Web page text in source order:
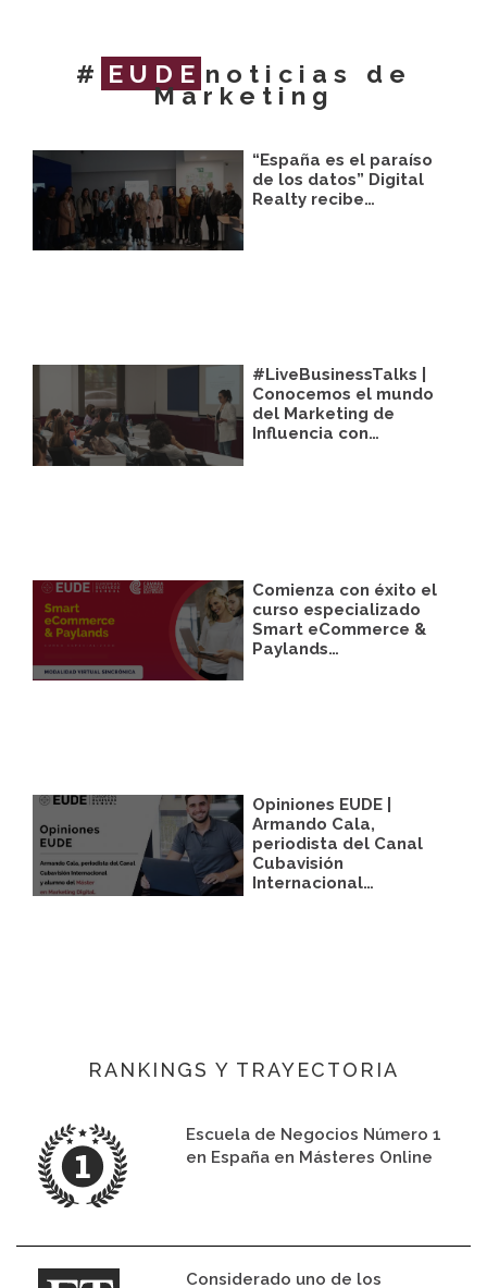
# EUDE noticias de
Marketing
“España es el paraíso
de los datos” Digital
Realty recibe…
#LiveBusinessTalks |
Conocemos el mundo
del Marketing de
Influencia con…
Comienza con éxito el
curso especializado
Smart eCommerce &
Paylands…
Opiniones EUDE |
Armando Cala,
periodista del Canal
Cubavisión
Internacional…
RANKINGS Y TRAYECTORIA
Escuela de Negocios Número 1
en España en Másteres Online
Considerado uno de los